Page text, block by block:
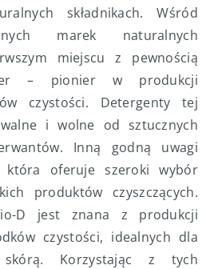
składnikach. Wśród
marek naturalnych
miejscu z pewnością
– pionier w produkcji
czystości. Detergenty tej
i wolne od sztucznych
Inną godną uwagi
oferuje szeroki wybór
produktów czyszczących.
D jest znana z produkcji
czystości, idealnych dla
Korzystając z tych